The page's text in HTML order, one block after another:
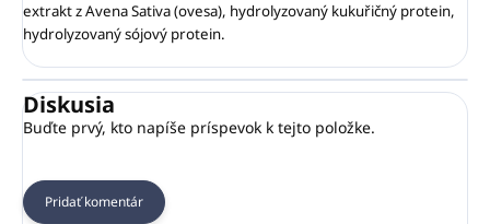
extrakt z Avena Sativa (ovesa), hydrolyzovaný kukuřičný protein,
hydrolyzovaný sójový protein.
Diskusia
Buďte prvý, kto napíše príspevok k tejto položke.
Pridať komentár